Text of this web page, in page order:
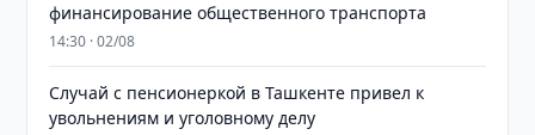
финансирование общественного транспорта
14:30 · 02/08
Случай с пенсионеркой в Ташкенте привел к
увольнениям и уголовному делу